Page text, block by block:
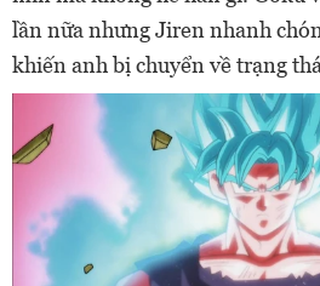
lần nữa nhưng Jiren nhanh
khiến anh bị chuyển về trạng